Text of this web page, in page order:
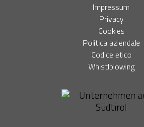
Impressum
Privacy
Cookies
Politica aziendale
Codice etico
Whistlblowing